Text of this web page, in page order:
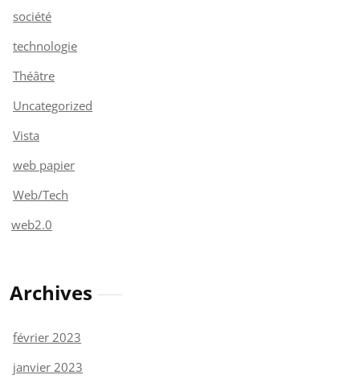
société
technologie
Théâtre
Uncategorized
Vista
web papier
Web/Tech
web2.0
Archives
février 2023
janvier 2023